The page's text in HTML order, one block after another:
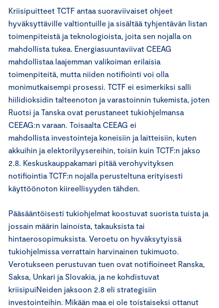
Kriisipuitteet TCTF antaa suoraviivaiset ohjeet
hyväksyttäville valtiontuille ja sisältää tyhjentävän listan
toimenpiteistä ja teknologioista, joita sen nojalla on
mahdollista tukea. Energiasuuntaviivat CEEAG
mahdollistaa laajemman valikoiman erilaisia
toimenpiteitä, mutta niiden notifiointi voi olla
monimutkaisempi prosessi. TCTF ei esimerkiksi salli
hiilidioksidin talteenoton ja varastoinnin tukemista, joten
Ruotsi ja Tanska ovat perustaneet tukiohjelmansa
CEEAG:n varaan. Toisaalta CEEAG ei
mahdollista investointeja koneisiin ja laitteisiin, kuten
akkuihin ja elektorilyysereihin, toisin kuin TCTF:n jakso
2.8. Keskuskauppakamari pitää verohyvityksen
notifiointia TCTF:n nojalla perusteltuna erityisesti
käyttöönoton kiireellisyyden tähden.
Pääsääntöisesti tukiohjelmat koostuvat suorista tuista ja
jossain määrin lainoista, takauksista tai
hintaerosopimuksista. Veroetu on hyväksytyissä
tukiohjelmissa verrattain harvinainen tukimuoto.
Verotukseen perustuvan tuen ovat notifioineet Ranska,
Saksa, Unkari ja Slovakia, ja ne kohdistuvat
kriisipuiNeiden jaksoon 2.8 eli strategisiin
investointeihin. Mikään maa ei ole toistaiseksi ottanut